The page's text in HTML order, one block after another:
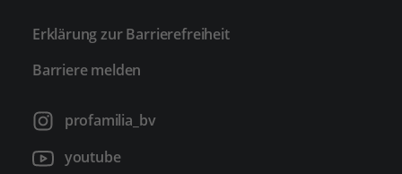
Erklärung zur Barrierefreiheit
Barriere melden
profamilia_bv
youtube